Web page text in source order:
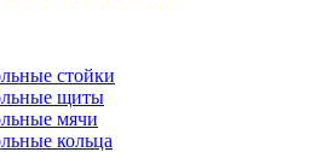
стойки
щиты
мячи
кольца